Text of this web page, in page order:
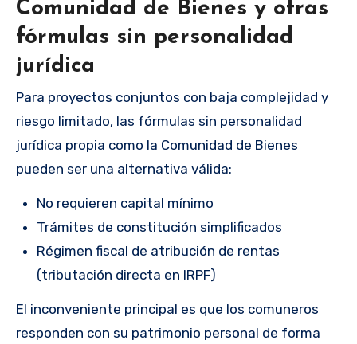
Comunidad de Bienes y otras
fórmulas sin personalidad
jurídica
Para proyectos conjuntos con baja complejidad y
riesgo limitado, las fórmulas sin personalidad
jurídica propia como la Comunidad de Bienes
pueden ser una alternativa válida:
No requieren capital mínimo
Trámites de constitución simplificados
Régimen fiscal de atribución de rentas
(tributación directa en IRPF)
El inconveniente principal es que los comuneros
responden con su patrimonio personal de forma